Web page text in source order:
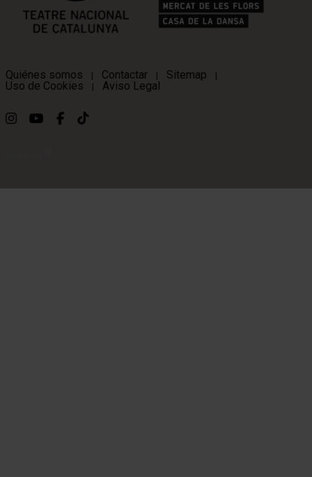
Quiénes somos | Contactar | Sitemap |
Uso de Cookies | Aviso Legal
Link a instagram
Link a youtube
Link a facebook
Link a ticktok